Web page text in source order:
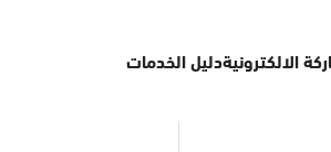
الالكترونيةدليل الخدمات